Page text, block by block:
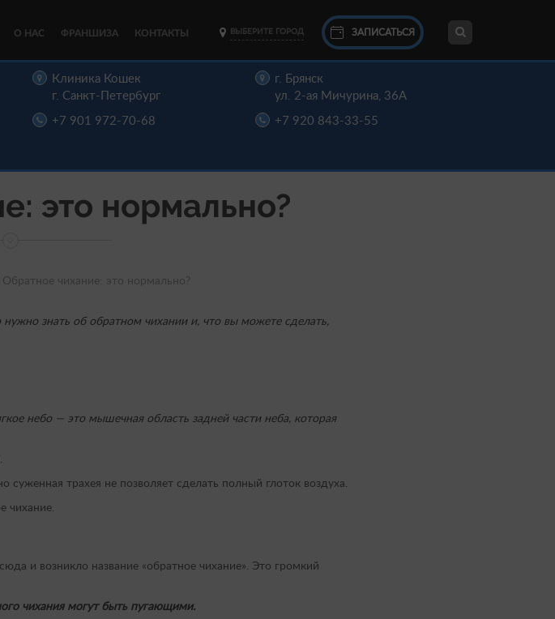
О НАС ФРАНШИЗА КОНТАКТЫ ВЫБЕРИТЕ ГОРОД ЗАПИСАТЬСЯ
Клиника Кошек
г. Санкт-Петербург
+7 901 972-70-68
г. Брянск
ул. 2-ая Мичурина, 36А
+7 920 843-33-55
это нормально?
Обратное чихание: это нормально?
знать об обратном чихании и, что вы можете сделать,
небо — это мышечная область задней части неба, которая
трахея не позволяет сделать полный глоток воздуха.
чихание.
и возникло название «обратное чихание». Это громкий
чихания могут быть пугающими.